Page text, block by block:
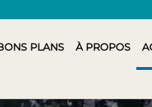
PLANS À PROPOS